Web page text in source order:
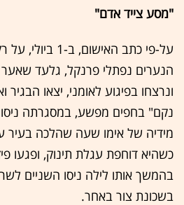
"מסע צייד אדם"
על-פי כתב
הנערים נפתלי פרנקל, גלעד שאער
ונרצחו בפיגוע לאומני, יצאו
מידיה של אימו שעה שהלכה בעיר
כשהיא דוחפת עגלת תינוק, ופגעו
בהמשך אותו לילה ניסו השניים
בשכונת צור באחר.